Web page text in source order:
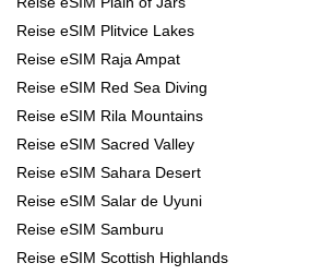
Reise eSIM Plitvice Lakes
Reise eSIM Raja Ampat
Reise eSIM Red Sea Diving
Reise eSIM Rila Mountains
Reise eSIM Sacred Valley
Reise eSIM Sahara Desert
Reise eSIM Salar de Uyuni
Reise eSIM Samburu
Reise eSIM Scottish Highlands